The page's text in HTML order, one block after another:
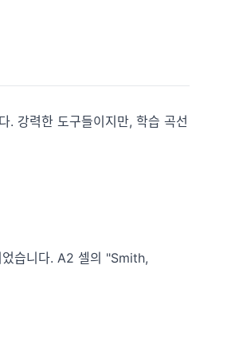
. 강력한 도구들이지만, 학습 곡선
었습니다. A2 셀의 "Smith,